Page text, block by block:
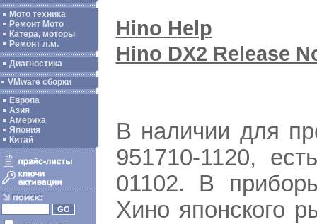
Мото техника
Ремонт Мото
Катера, моторы
Ремонт л.м.
Диагностика
VMware сборки
Европа
Азия
Америка
Япония
Китай
Hino Help
Hino DX2 Release
В наличии для
951710-1120,
01102. В
Хино японского